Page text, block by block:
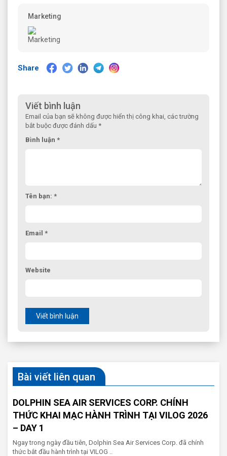
Marketing
Share
Viết bình luận
Email của bạn sẽ không được hiển thị công khai, các trường
bắt buộc được đánh dấu *
Bình luận *
Tên bạn: *
Email *
Website
Viết bình luận
Bài viết liên quan
DOLPHIN SEA AIR SERVICES CORP. CHÍNH
THỨC KHAI MẠC HÀNH TRÌNH TẠI VILOG 2026
– DAY 1
Ngay trong ngày đầu tiên, Dolphin Sea Air Services Corp. đã chính
thức bắt đầu hành trình tại VILOG ..